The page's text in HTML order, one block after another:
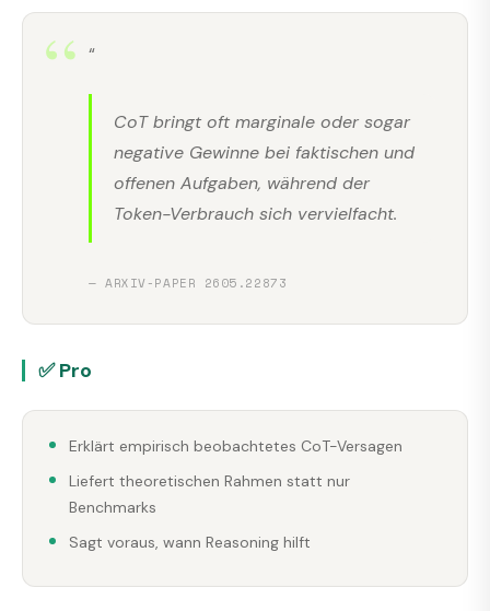
“
CoT bringt oft marginale oder sogar
negative Gewinne bei faktischen und
offenen Aufgaben, während der
Token-Verbrauch sich vervielfacht.
— ARXIV-PAPER 2605.22873
✅ Pro
Erklärt empirisch beobachtetes CoT-Versagen
Liefert theoretischen Rahmen statt nur
Benchmarks
Sagt voraus, wann Reasoning hilft